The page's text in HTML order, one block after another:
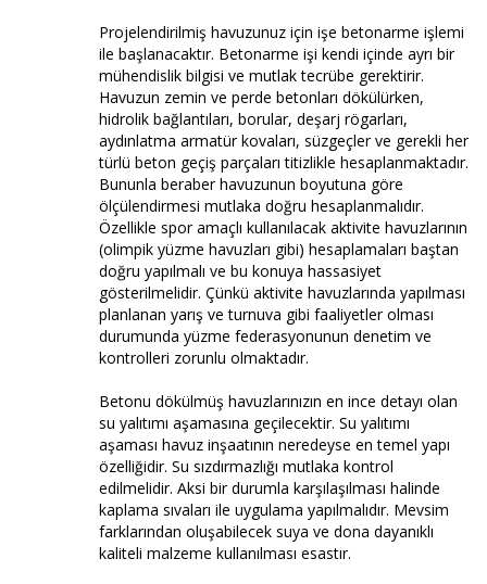
Projelendirilmiş havuzunuz için işe betonarme işlemi
ile başlanacaktır. Betonarme işi kendi içinde ayrı bir
mühendislik bilgisi ve mutlak tecrübe gerektirir.
Havuzun zemin ve perde betonları dökülürken,
hidrolik bağlantıları, borular, deşarj rögarları,
aydınlatma armatür kovaları, süzgeçler ve gerekli her
türlü beton geçiş parçaları titizlikle hesaplanmaktadır.
Bununla beraber havuzunun boyutuna göre
ölçülendirmesi mutlaka doğru hesaplanmalıdır.
Özellikle spor amaçlı kullanılacak aktivite havuzlarının
(olimpik yüzme havuzları gibi) hesaplamaları baştan
doğru yapılmalı ve bu konuya hassasiyet
gösterilmelidir. Çünkü aktivite havuzlarında yapılması
planlanan yarış ve turnuva gibi faaliyetler olması
durumunda yüzme federasyonunun denetim ve
kontrolleri zorunlu olmaktadır.
Betonu dökülmüş havuzlarınızın en ince detayı olan
su yalıtımı aşamasına geçilecektir. Su yalıtımı
aşaması havuz inşaatının neredeyse en temel yapı
özelliğidir. Su sızdırmazlığı mutlaka kontrol
edilmelidir. Aksi bir durumla karşılaşılması halinde
kaplama sıvaları ile uygulama yapılmalıdır. Mevsim
farklarından oluşabilecek suya ve dona dayanıklı
kaliteli malzeme kullanılması esastır.